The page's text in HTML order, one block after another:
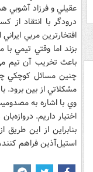
عقيلي و فرزاد آشوبي
درودگر با انتقاد از
افتخارترين مربي
بزند اما وقتي تيمي
باعث تخريب آن تيم
چنين مسائل کوچکي
مشکلاتي از بين برود.
وي با اشاره به
اختيار داريم.
بنابراين از اين
استيل‌آذين فراهم